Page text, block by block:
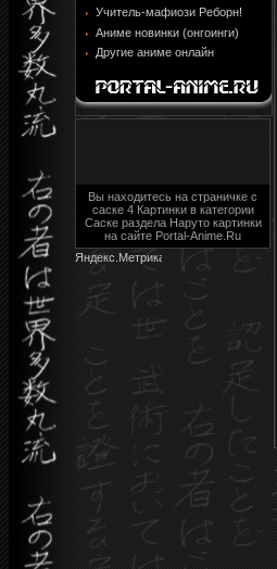
Учитель-мафиози Реборн!
Аниме новинки (онгоинги)
Другие аниме онлайн
Вы находитесь на страничке с
саске 4 Картинки в категории
Саске раздела Наруто картинки
на сайте Portal-Anime.Ru